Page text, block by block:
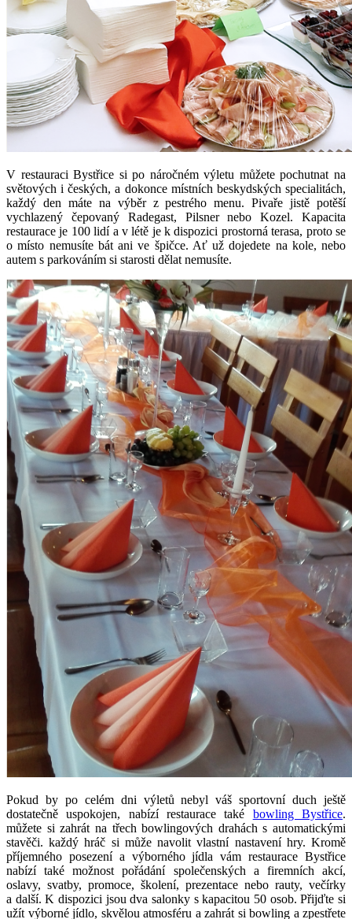
V restauraci Bystřice si po náročném výletu můžete pochutnat na
světových i českých, a dokonce místních beskydských specialitách,
každý den máte na výběr z pestrého menu. Pivaře jistě potěší
vychlazený čepovaný Radegast, Pilsner nebo Kozel. Kapacita
restaurace je 100 lidí a v létě je k dispozici prostorná terasa, proto se
o místo nemusíte bát ani ve špičce. Ať už dojedete na kole, nebo
autem s parkováním si starosti dělat nemusíte.
Pokud by po celém dni výletů nebyl váš sportovní duch ještě
dostatečně uspokojen, nabízí restaurace také bowling Bystřice.
můžete si zahrát na třech bowlingových drahách s automatickými
stavěči. každý hráč si může navolit vlastní nastavení hry. Kromě
příjemného posezení a výborného jídla vám restaurace Bystřice
nabízí také možnost pořádání společenských a firemních akcí,
oslavy, svatby, promoce, školení, prezentace nebo rauty, večírky
a další. K dispozici jsou dva salonky s kapacitou 50 osob. Přijďte si
užít výborné jídlo, skvělou atmosféru a zahrát si bowling a zpestřete